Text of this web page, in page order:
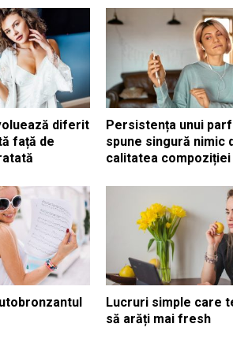
diferit
față de
Persistența unui
spune singură nimic
calitatea compoziției
Lucruri simple care
să arăți mai fresh